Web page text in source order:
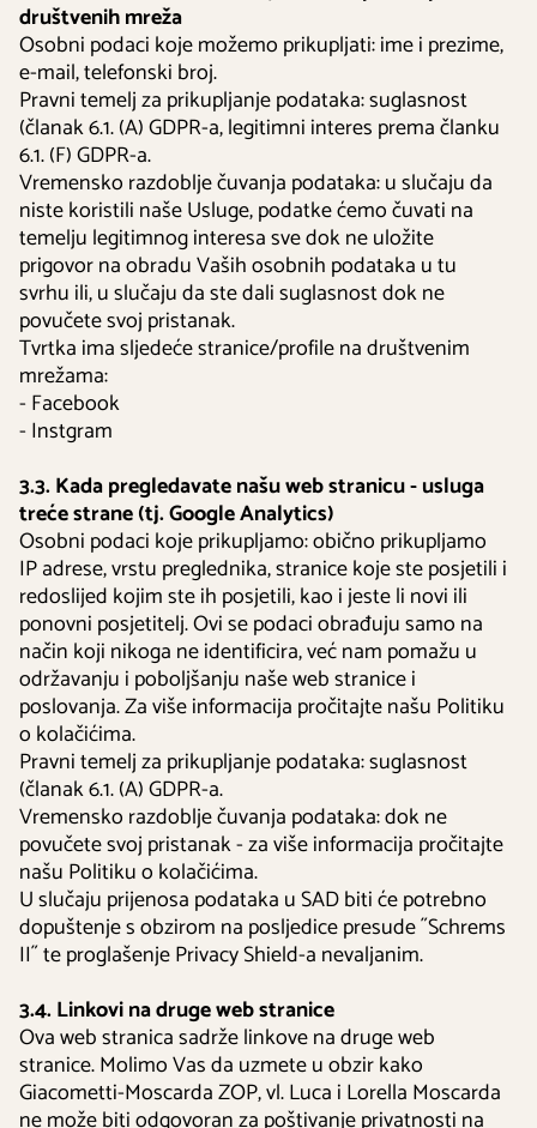
društvenih mreža
Osobni podaci koje možemo prikupljati: ime i prezime,
e-mail, telefonski broj.
Pravni temelj za prikupljanje podataka: suglasnost
(članak 6.1. (A) GDPR-a, legitimni interes prema članku
6.1. (F) GDPR-a.
Vremensko razdoblje čuvanja podataka: u slučaju da
niste koristili naše Usluge, podatke ćemo čuvati na
temelju legitimnog interesa sve dok ne uložite
prigovor na obradu Vaših osobnih podataka u tu
svrhu ili, u slučaju da ste dali suglasnost dok ne
povučete svoj pristanak.
Tvrtka ima sljedeće stranice/profile na društvenim
mrežama:
- Facebook
- Instgram
3.3. Kada pregledavate našu web stranicu - usluga
treće strane (tj. Google Analytics)
Osobni podaci koje prikupljamo: obično prikupljamo
IP adrese, vrstu preglednika, stranice koje ste posjetili i
redoslijed kojim ste ih posjetili, kao i jeste li novi ili
ponovni posjetitelj. Ovi se podaci obrađuju samo na
način koji nikoga ne identificira, već nam pomažu u
održavanju i poboljšanju naše web stranice i
poslovanja. Za više informacija pročitajte našu Politiku
o kolačićima.
Pravni temelj za prikupljanje podataka: suglasnost
(članak 6.1. (A) GDPR-a.
Vremensko razdoblje čuvanja podataka: dok ne
povučete svoj pristanak - za više informacija pročitajte
našu Politiku o kolačićima.
U slučaju prijenosa podataka u SAD biti će potrebno
dopuštenje s obzirom na posljedice presude ˝Schrems
II˝ te proglašenje Privacy Shield-a nevaljanim.
3.4. Linkovi na druge web stranice
Ova web stranica sadrže linkove na druge web
stranice. Molimo Vas da uzmete u obzir kako
Giacometti-Moscarda ZOP, vl. Luca i Lorella Moscarda
ne može biti odgovoran za poštivanje privatnosti na